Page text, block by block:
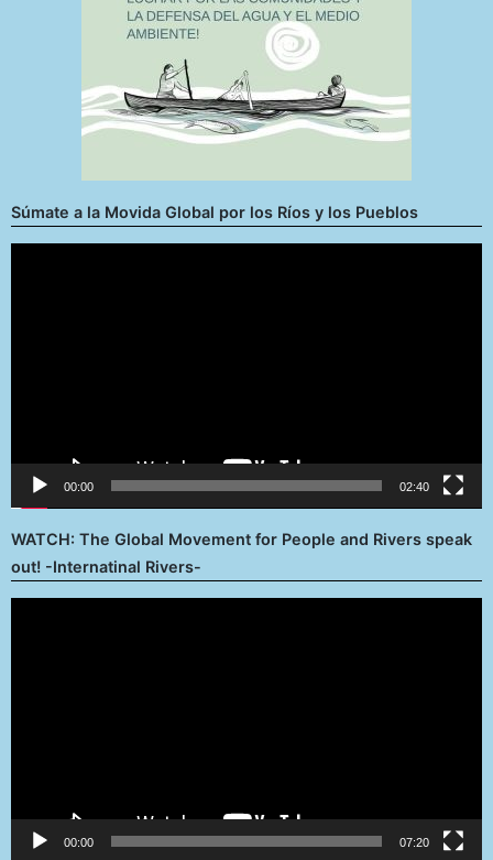
Súmate a la Movida Global por los Ríos y los Pueblos
00:00 02:40
WATCH: The Global Movement for People and Rivers speak
out! -Internatinal Rivers-
00:00 07:20